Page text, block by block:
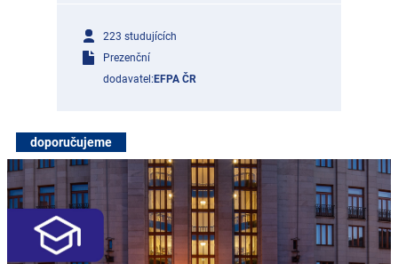
doporučujeme
223 studujících
Prezenční
dodavatel: EFPA ČR